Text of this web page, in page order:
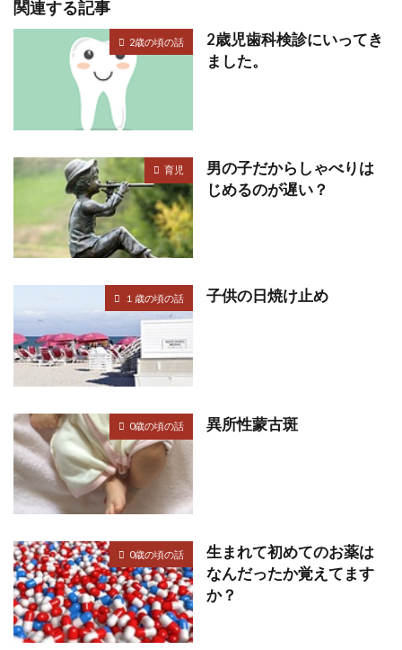
関連する記事
2歳の頃の話
2歳児歯科検診にいってき
ました。
育児
男の子だからしゃべりは
じめるのが遅い？
１歳の頃の話 子供の日焼け止め
0歳の頃の話 異所性蒙古斑
0歳の頃の話
生まれて初めてのお薬は
なんだったか覚えてます
か？